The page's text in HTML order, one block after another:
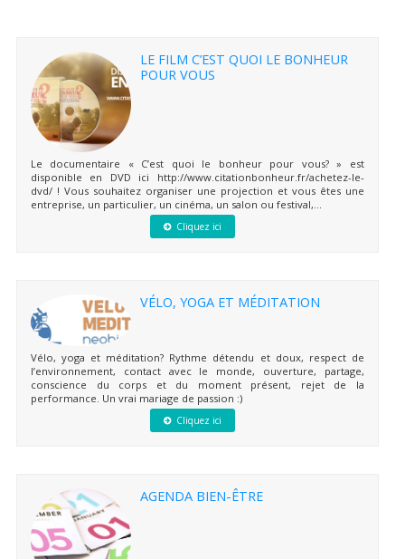
LE FILM C’EST QUOI LE BONHEUR
POUR VOUS
Le documentaire « C’est quoi le bonheur pour vous? » est
disponible en DVD ici http://www.citationbonheur.fr/achetez-le-
dvd/ ! Vous souhaitez organiser une projection et vous êtes une
entreprise, un particulier, un cinéma, un salon ou festival,...
Cliquez ici
VÉLO, YOGA ET MÉDITATION
Vélo, yoga et méditation? Rythme détendu et doux, respect de
l’environnement, contact avec le monde, ouverture, partage,
conscience du corps et du moment présent, rejet de la
performance. Un vrai mariage de passion :)
Cliquez ici
AGENDA BIEN-ÊTRE